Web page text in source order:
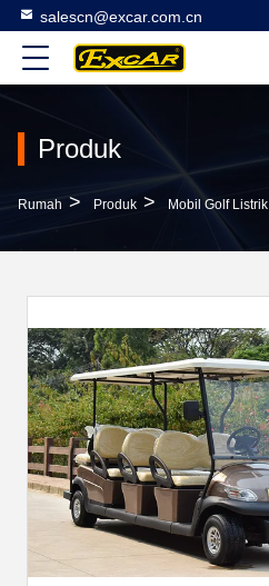
salescn@excar.com.cn
Produk
Rumah > Produk > Mobil Golf Listrik